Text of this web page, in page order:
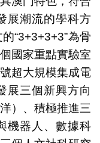
展潮流的學科方
“3+3+3+3”為骨
國家重點實驗室
超大規模集成電
展三個新興方向
）、積極推進三
機器人、數據科